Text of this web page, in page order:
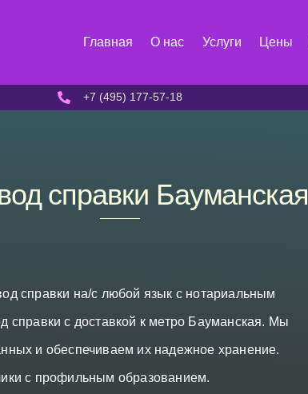
Главная О нас Услуги Цены
+7 (495) 177-57-18
справки Бауманская
справки на/с любой язык с нотариальным
с доставкой к метро Бауманская. Мы
и обеспечиваем их надежное хранение.
с профильным образованием.